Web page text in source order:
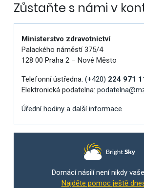
Zůstaňte s námi v
Ministerstvo zdravotnictví
Palackého náměstí 375/4
128 00 Praha 2 – Nové Město
Telefonní ústředna: (+420) 224 971
Elektronická podatelna:
Úřední hodiny a další informace
Domácí násilí není nikdy
Najděte pomoc ještě